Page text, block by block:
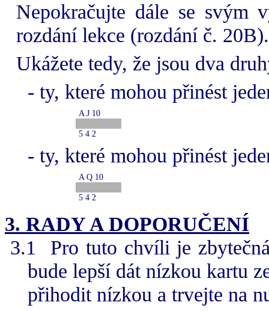
Nepokračujte dále se svým
rozdání lekce (rozdání č. 20B).
Ukážete tedy, že jsou dva
- ty, které mohou přinést
A J 10
5 4 2
- ty, které mohou přinést
A Q 10
5 4 2
3. RADY A DOPORUČENÍ
3.1
Pro tuto chvíli je
bude lepší dát nízkou kartu
přihodit nízkou a trvejte na